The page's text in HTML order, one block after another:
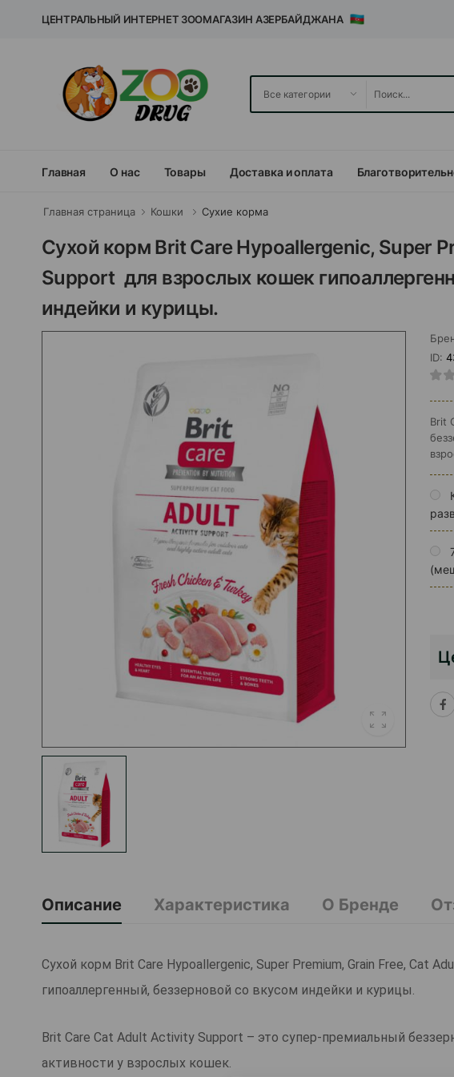
ЦЕНТРАЛЬНЫЙ ИНТЕРНЕТ ЗООМАГАЗИН АЗЕРБАЙДЖАНА
Главная О нас Товары Доставка и оплата
Главная страница Кошки Сухие корма
Сухой корм Brit Care Hypoallergenic, Super
Support для взрослых кошек
индейки и курицы.
ID:
Brit
Описание Характеристика О Бренде
Сухой корм Brit Care Hypoallergenic, Super Premium, Grain Free, Cat
гипоаллергенный, беззерновой со вкусом индейки и курицы.
Brit Care Cat Adult Activity Support – это супер-премиальный
активности у взрослых кошек.